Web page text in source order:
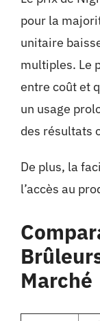
pour la
unitaire
multiples. Le
entre coût et
un usage
des résultats
De plus, la
l’accès au
Marché